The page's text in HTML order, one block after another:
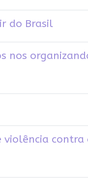
do Brasil
nos
violência